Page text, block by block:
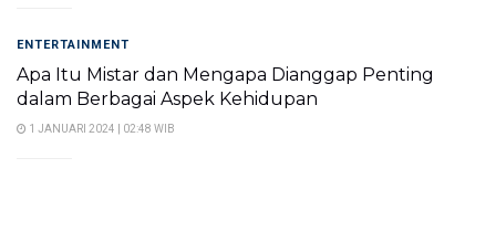
ENTERTAINMENT
Apa Itu Mistar dan Mengapa Dianggap Penting
dalam Berbagai Aspek Kehidupan
1 JANUARI 2024 | 02:48 WIB